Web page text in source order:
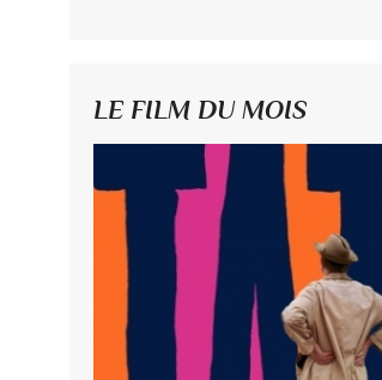
LE FILM DU MOIS